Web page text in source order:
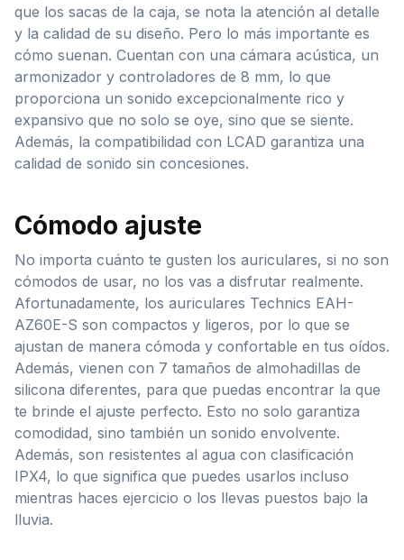
que los sacas de la caja, se nota la atención al detalle
y la calidad de su diseño. Pero lo más importante es
cómo suenan. Cuentan con una cámara acústica, un
armonizador y controladores de 8 mm, lo que
proporciona un sonido excepcionalmente rico y
expansivo que no solo se oye, sino que se siente.
Además, la compatibilidad con LCAD garantiza una
calidad de sonido sin concesiones.
Cómodo ajuste
No importa cuánto te gusten los auriculares, si no son
cómodos de usar, no los vas a disfrutar realmente.
Afortunadamente, los auriculares Technics EAH-
AZ60E-S son compactos y ligeros, por lo que se
ajustan de manera cómoda y confortable en tus oídos.
Además, vienen con 7 tamaños de almohadillas de
silicona diferentes, para que puedas encontrar la que
te brinde el ajuste perfecto. Esto no solo garantiza
comodidad, sino también un sonido envolvente.
Además, son resistentes al agua con clasificación
IPX4, lo que significa que puedes usarlos incluso
mientras haces ejercicio o los llevas puestos bajo la
lluvia.